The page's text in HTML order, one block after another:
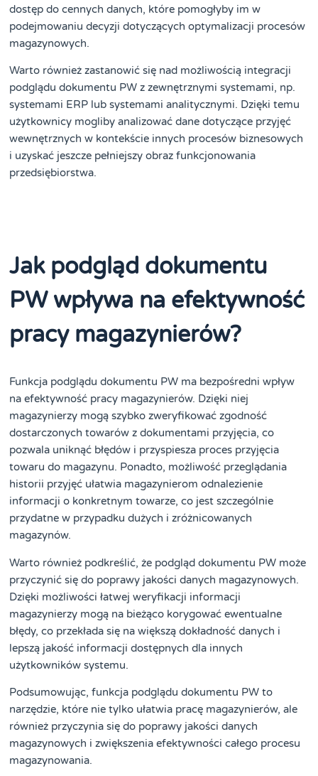
dostęp do cennych danych, które pomogłyby im w
podejmowaniu decyzji dotyczących optymalizacji procesów
magazynowych.
Warto również zastanowić się nad możliwością integracji
podglądu dokumentu PW z zewnętrznymi systemami, np.
systemami ERP lub systemami analitycznymi. Dzięki temu
użytkownicy mogliby analizować dane dotyczące przyjęć
wewnętrznych w kontekście innych procesów biznesowych
i uzyskać jeszcze pełniejszy obraz funkcjonowania
przedsiębiorstwa.
Jak podgląd dokumentu
PW wpływa na efektywność
pracy magazynierów?
Funkcja podglądu dokumentu PW ma bezpośredni wpływ
na efektywność pracy magazynierów. Dzięki niej
magazynierzy mogą szybko zweryfikować zgodność
dostarczonych towarów z dokumentami przyjęcia, co
pozwala uniknąć błędów i przyspiesza proces przyjęcia
towaru do magazynu. Ponadto, możliwość przeglądania
historii przyjęć ułatwia magazynierom odnalezienie
informacji o konkretnym towarze, co jest szczególnie
przydatne w przypadku dużych i zróżnicowanych
magazynów.
Warto również podkreślić, że podgląd dokumentu PW może
przyczynić się do poprawy jakości danych magazynowych.
Dzięki możliwości łatwej weryfikacji informacji
magazynierzy mogą na bieżąco korygować ewentualne
błędy, co przekłada się na większą dokładność danych i
lepszą jakość informacji dostępnych dla innych
użytkowników systemu.
Podsumowując, funkcja podglądu dokumentu PW to
narzędzie, które nie tylko ułatwia pracę magazynierów, ale
również przyczynia się do poprawy jakości danych
magazynowych i zwiększenia efektywności całego procesu
magazynowania.